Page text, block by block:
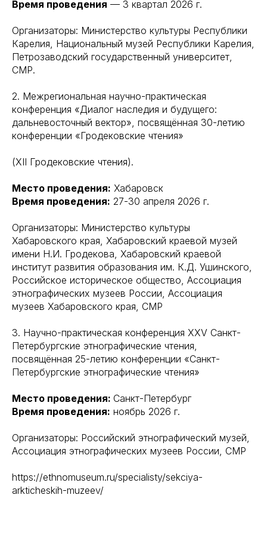
Время проведения — 3 квартал 2026 г.
Организаторы: Министерство культуры Республики
Карелия, Национальный музей Республики Карелия,
Петрозаводский государственный университет,
СМР.
2. Межрегиональная научно-практическая
конференция «Диалог наследия и будущего:
дальневосточный вектор», посвящённая 30-летию
конференции «Гродековские чтения»
(XII Гродековские чтения).
Место проведения: Хабаровск
Время проведения: 27-30 апреля 2026 г.
Организаторы: Министерство культуры
Хабаровского края, Хабаровский краевой музей
имени Н.И. Гродекова, Хабаровский краевой
институт развития образования им. К.Д. Ушинского,
Российское историческое общество, Ассоциация
этнографических музеев России, Ассоциация
музеев Хабаровского края, СМР
3. Научно-практическая конференция XXV Санкт-
Петербургские этнографические чтения,
посвящённая 25-летию конференции «Санкт-
Петербургские этнографические чтения»
Место проведения: Санкт-Петербург
Время проведения: ноябрь 2026 г.
Организаторы: Российский этнографический музей,
Ассоциация этнографических музеев России, СМР
https://ethnomuseum.ru/specialisty/sekciya-
arkticheskih-muzeev/